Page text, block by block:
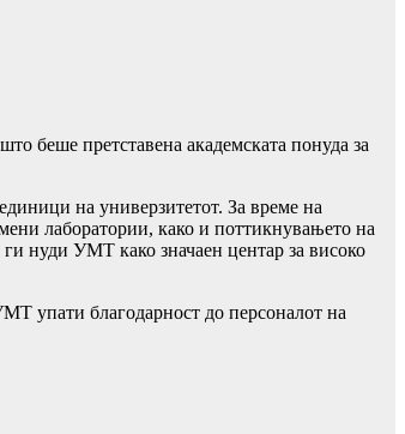
беше претставена академската понуда за
на универзитетот. За време на
лаборатории, како и поттикнувањето на
ги нуди УМТ како значаен центар за високо
упати благодарност до персоналот на